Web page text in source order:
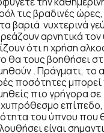
τις βραδινές
βαριά νυχτερινά
αρνητικά τον
ότι η χρήση
θα τους βοηθήσει
. Πράγματι, το
ποσότητες μπορεί
πιο γρήγορα σε
επίπεδο,
του ύπνου που
είναι